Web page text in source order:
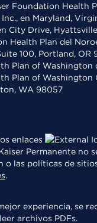
Foundation Health
en Maryland,
City Drive,
Health Plan del
100, Portland, OR
Plan of Washington
Plan of Washington
WA 98057
enlaces
Permanente no
o las políticas de
.
experiencia, se
archivos PDFs.